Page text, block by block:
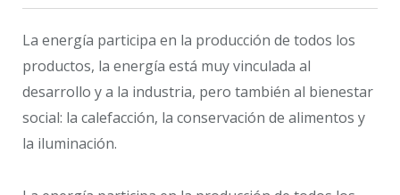
La energía participa en la producción de todos los
productos, la energía está muy vinculada al
desarrollo y a la industria, pero también al bienestar
social: la calefacción, la conservación de alimentos y
la iluminación.